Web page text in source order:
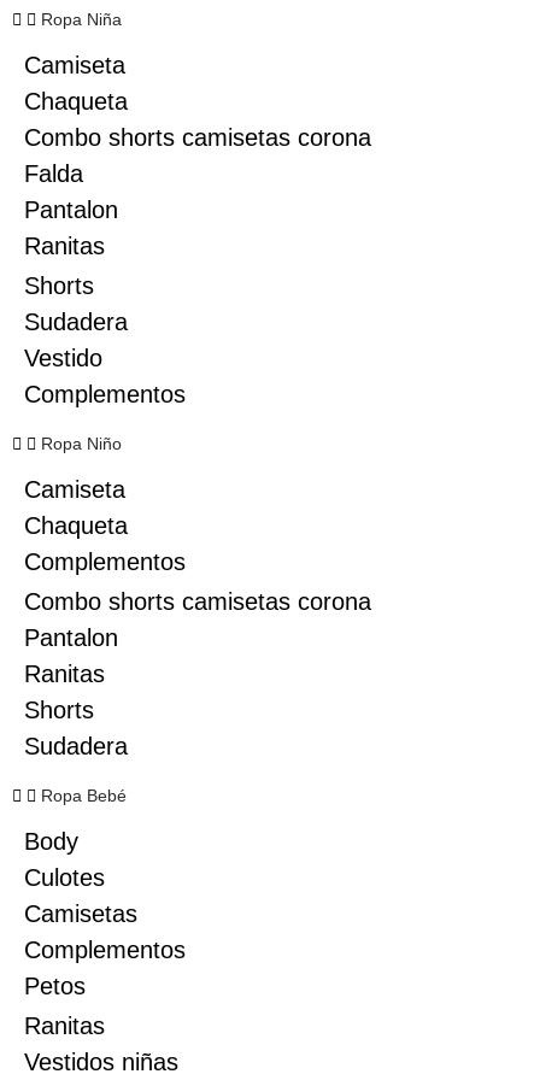
Ropa Niña
Camiseta
Chaqueta
Combo shorts camisetas corona
Falda
Pantalon
Ranitas
Shorts
Sudadera
Vestido
Complementos
Ropa Niño
Camiseta
Chaqueta
Complementos
Combo shorts camisetas corona
Pantalon
Ranitas
Shorts
Sudadera
Ropa Bebé
Body
Culotes
Camisetas
Complementos
Petos
Ranitas
Vestidos niñas